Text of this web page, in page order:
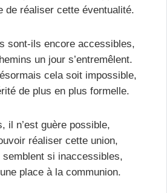
de réaliser cette éventualité.
sont-ils encore accessibles,
un jour s’entremêlent.
cela soit impossible,
de plus en plus formelle.
il n’est guère possible,
réaliser cette union,
semblent si inaccessibles,
place à la communion.